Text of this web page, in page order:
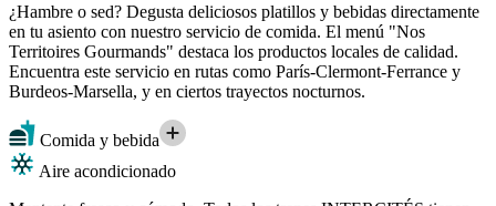
¿Hambre o sed? Degusta deliciosos platillos y bebidas directamente
en tu asiento con nuestro servicio de comida. El menú "Nos
Territoires Gourmands" destaca los productos locales de calidad.
Encuentra este servicio en rutas como París-Clermont-Ferrance y
Burdeos-Marsella, y en ciertos trayectos nocturnos.
Comida y bebida
Aire acondicionado